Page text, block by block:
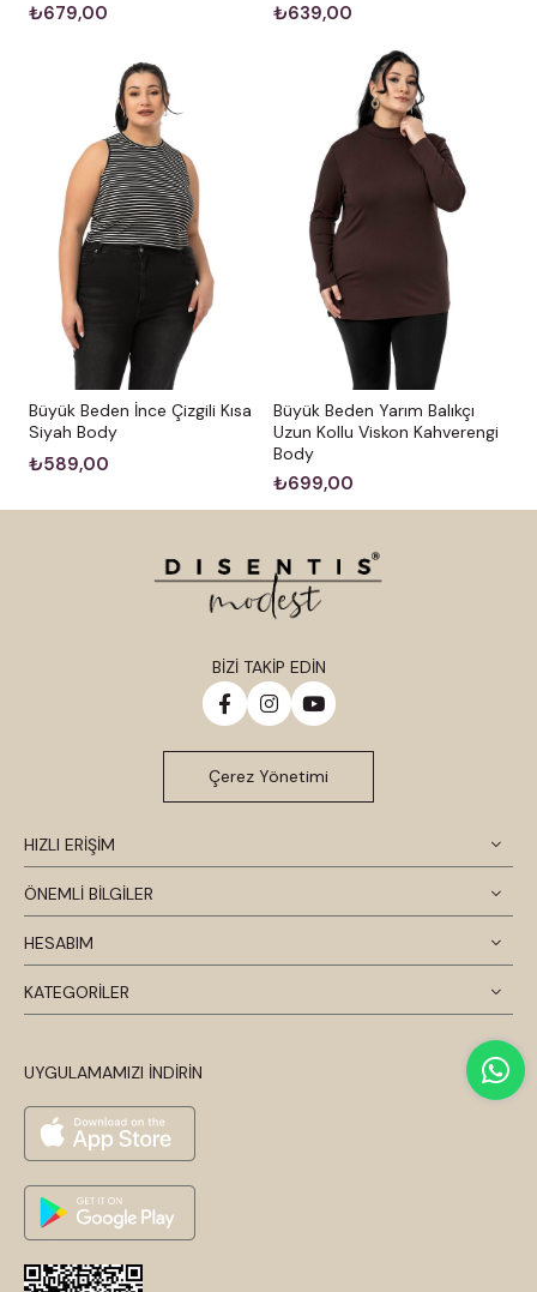
₺679,00 ₺639,00
Büyük Beden İnce Çizgili Kısa
Siyah Body
₺589,00
Büyük Beden Yarım Balıkçı
Uzun Kollu Viskon Kahverengi
Body
₺699,00
HIZLI ERİŞİM
ÖNEMLİ BİLGİLER
HESABIM
KATEGORİLER
UYGULAMAMIZI İNDİRİN
BİZİ TAKİP EDİN
Çerez Yönetimi